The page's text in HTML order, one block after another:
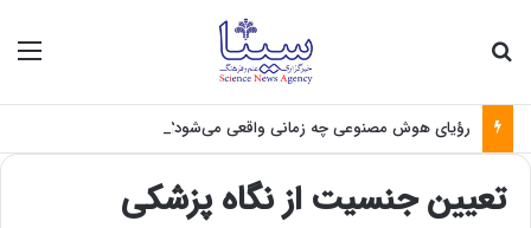
رؤیای هوش مصنوعی چه زمانی واقعی می‌شود؟
تعیین جنسیت از نگاه پزشکی